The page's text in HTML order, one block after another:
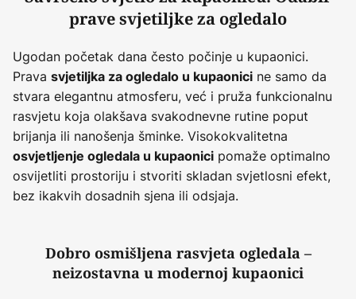
prave svjetiljke za ogledalo
Ugodan početak dana često počinje u kupaonici.
Prava svjetiljka za ogledalo u kupaonici ne samo da
stvara elegantnu atmosferu, već i pruža funkcionalnu
rasvjetu koja olakšava svakodnevne rutine poput
brijanja ili nanošenja šminke. Visokokvalitetna
osvjetljenje ogledala u kupaonici pomaže optimalno
osvijetliti prostoriju i stvoriti skladan svjetlosni efekt,
bez ikakvih dosadnih sjena ili odsjaja.
Dobro osmišljena rasvjeta ogledala –
neizostavna u modernoj kupaonici